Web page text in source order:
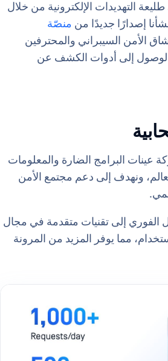
التهديدات الإلكترونية من خلال
إصدارًا جديدًا من منصّة
الأمن السيبراني والمحترفين
إلى أدوات الكشف عن
البرامج الضارة والمعلومات
ونهدف إلى دعم مجتمع الأمن
الفوري إلى تقنيات متقدمة في مجال
مما يوفر المزيد من المرونة